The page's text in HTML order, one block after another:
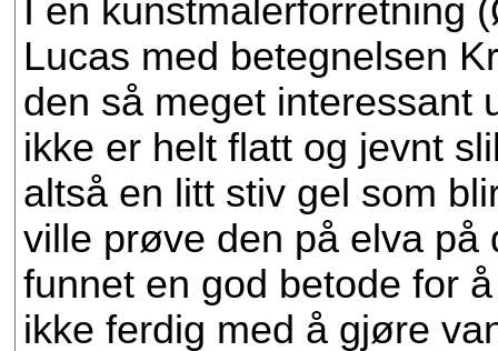
I en
Lucas med betegnelsen
den så meget interessant
ikke er helt flatt og jevnt
altså en litt stiv gel som
ville prøve den på elva på
funnet en god betode for
ikke ferdig med å gjøre